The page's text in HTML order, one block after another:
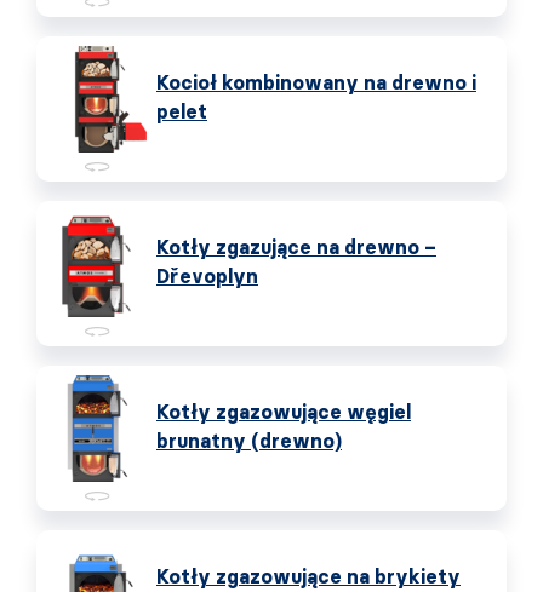
Kocioł kombinowany na drewno i
pelet
Kotły zgazujące na drewno –
Dřevoplyn
Kotły zgazowujące węgiel
brunatny (drewno)
Kotły zgazowujące na brykiety